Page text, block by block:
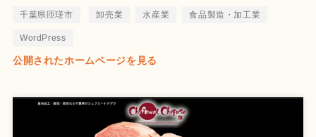
千葉県匝瑳市 卸売業 水産業 食品製造・加工業
WordPress
公開されたホームページを見る